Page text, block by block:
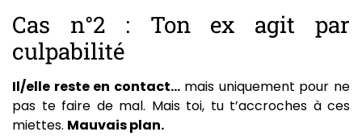
Cas n°2 : Ton ex agit par
culpabilité
Il/elle reste en contact… mais uniquement pour ne
pas te faire de mal. Mais toi, tu t’accroches à ces
miettes. Mauvais plan.